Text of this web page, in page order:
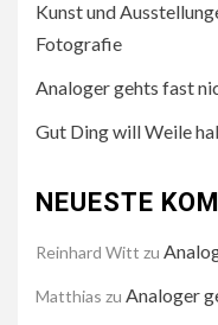
Kunst und
Fotografie
Analoger gehts fast
Gut Ding will Weile
NEUESTE
Reinhard Witt zu
Matthias zu Analoger